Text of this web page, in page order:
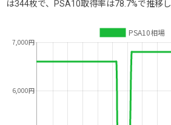
は344枚で、PSA10取得率は78.7%で推移し